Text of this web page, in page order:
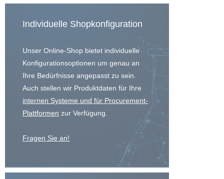
Individuelle Shopkonfiguration
Unser Online-Shop bietet individuelle
Konfigurationsoptionen um genau an
Ihre Bedürfnisse angepasst zu sein.
Auch stellen wir Produktdaten für Ihre
internen Systeme und für Procurement-
Plattformen zur Verfügung.
Fragen Sie an!